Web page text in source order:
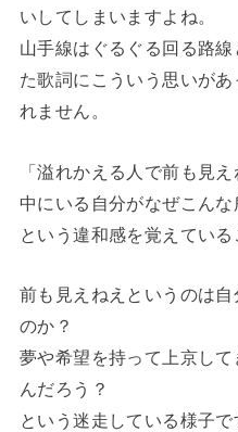
いしてしまいますよね。
山手線はぐるぐる回る路
た歌詞にこういう思いが
れません。
「溢れかえる人で前も見
中にいる自分がなぜこんな
という違和感を覚えている
前も見えねえというのは
のか？
夢や希望を持って上京し
んだろう？
という迷走している様子で